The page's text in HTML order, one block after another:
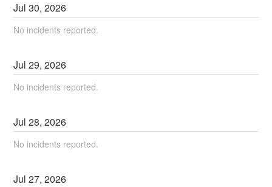
Jul30,2026
No incidents reported.
Jul29,2026
No incidents reported.
Jul28,2026
No incidents reported.
Jul27,2026